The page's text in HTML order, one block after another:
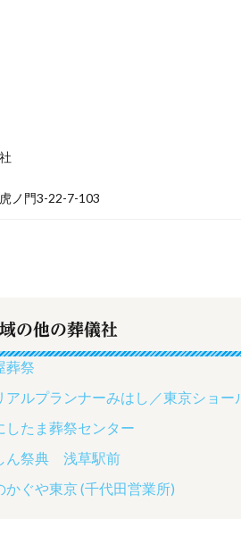
ノ門3-22-7-103
の他の葬儀社
葬祭
アルプランナーみはし／東京ショー
したま葬祭センター
ん祭典 浅草駅前
かぐや東京 (千代田営業所)